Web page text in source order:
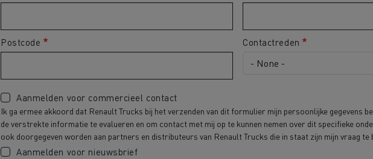
Postcode Contactreden
Aanmelden voor commercieel contact
Ik ga ermee akkoord dat Renault Trucks bij het verzenden van dit formulier mijn persoonlijke gegevens
de verstrekte informatie te evalueren en om contact met mij op te kunnen nemen over dit specifieke
ook doorgegeven worden aan partners en distributeurs van Renault Trucks die in staat zijn mijn vraag te
Aanmelden voor nieuwsbrief